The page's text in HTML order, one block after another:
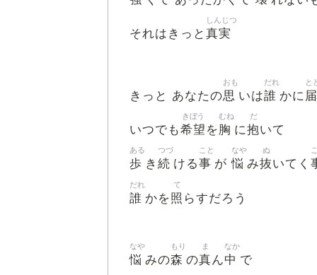
それはきっと 真実
しんじつ
きっと あなたの思
おも
いは誰
だれ
かに 届
と
いつでも希望
きぼう
を胸
むね
に抱
だ
いて
歩
ある
き 続
つづ
ける事
こと
が悩
なや
み抜
ぬ
いてく
誰
だれ
かを照
て
らすだろう
悩
なや
みの森
もり
の真
ま
ん中
なか
で